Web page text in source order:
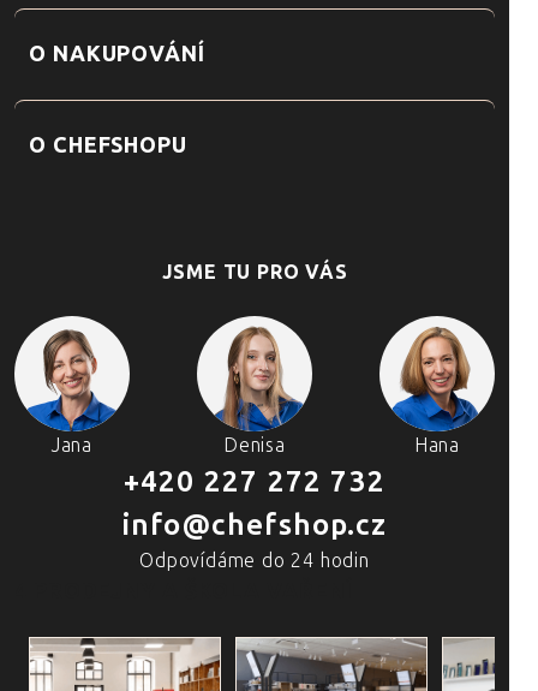
O NAKUPOVÁNÍ
O CHEFSHOPU
JSME TU PRO VÁS
Jana Denisa Hana
+420 227 272 732
info@chefshop.cz
Odpovídáme do 24 hodin